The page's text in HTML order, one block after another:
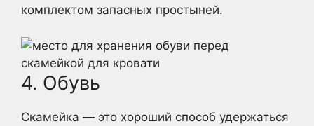
комплектом запасных простыней.
4. Обувь
Скамейка — это хороший способ удержаться